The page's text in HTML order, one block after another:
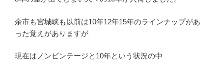
余市も宮城峡も以前は10年12年15年のラインナップがあ
った覚えがありますが
現在はノンビンテージと10年という状況の中